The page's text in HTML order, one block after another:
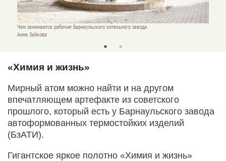
Чем занимаются рабочие Барнаульского котельного завода.
Анна Зайкова
«Химия и жизнь»
Мирный атом можно найти и на другом
впечатляющем артефакте из советского
прошлого, который есть у Барнаульского завода
автоформованных термостойких изделий
(БзАТИ).
Гигантское яркое полотно «Химия и жизнь»